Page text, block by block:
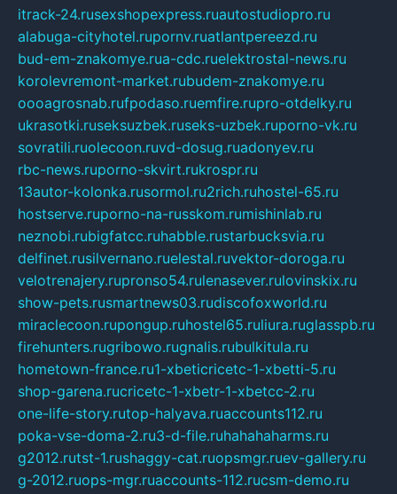
itrack-24.rusexshopexpress.ruautostudiopro.ru
alabuga-cityhotel.rupornv.ruatlantpereezd.ru
bud-em-znakomye.rua-cdc.ruelektrostal-news.ru
korolevremont-market.rubudem-znakomye.ru
oooagrosnab.rufpodaso.ruemfire.rupro-otdelky.ru
ukrasotki.ruseksuzbek.ruseks-uzbek.ruporno-vk.ru
sovratili.ruolecoon.ruvd-dosug.ruadonyev.ru
rbc-news.ruporno-skvirt.rukrospr.ru
13autor-kolonka.rusormol.ru2rich.ruhostel-65.ru
hostserve.ruporno-na-russkom.rumishinlab.ru
neznobi.rubigfatcc.ruhabble.rustarbucksvia.ru
delfinet.rusilvernano.ruelestal.ruvektor-doroga.ru
velotrenajery.rupronso54.rulenasever.rulovinskix.ru
show-pets.rusmartnews03.rudiscofoxworld.ru
miraclecoon.rupongup.ruhostel65.ruliura.ruglasspb.ru
firehunters.rugribowo.rugnalis.rubulkitula.ru
hometown-france.ru1-xbeticricetc-1-xbetti-5.ru
shop-garena.rucricetc-1-xbetr-1-xbetcc-2.ru
one-life-story.rutop-halyava.ruaccounts112.ru
poka-vse-doma-2.ru3-d-file.ruhahahaharms.ru
g2012.rutst-1.rushaggy-cat.ruopsmgr.ruev-gallery.ru
g-2012.ruops-mgr.ruaccounts-112.rucsm-demo.ru